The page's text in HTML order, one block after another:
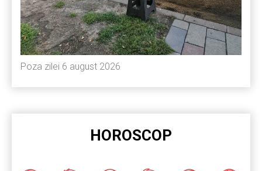
Poza zilei 6 august 2026
HOROSCOP